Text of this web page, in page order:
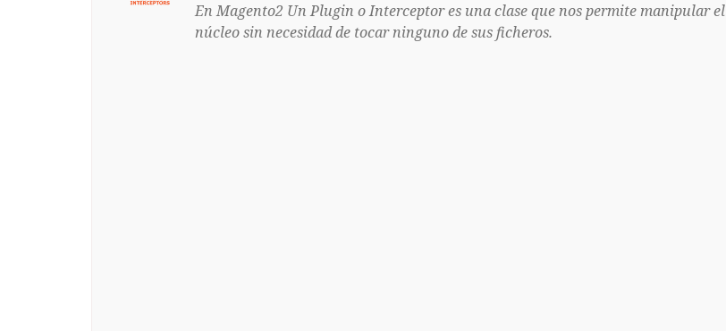
En Magento2 Un Plugin o Interceptor es una clase que nos permite manipular el
núcleo sin necesidad de tocar ninguno de sus ficheros.